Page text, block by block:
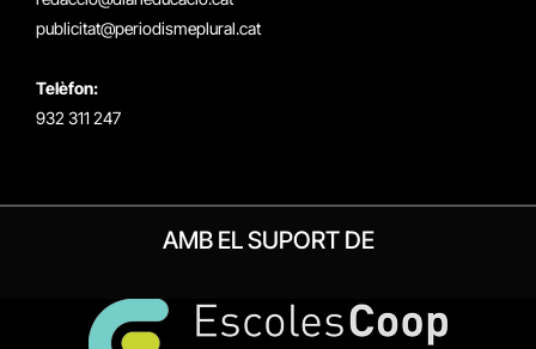
publicitat@periodismeplural.cat
Telèfon:
932 311 247
AMB EL SUPORT DE